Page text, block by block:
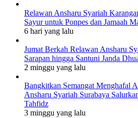
Relawan Ansharu Syariah
Sayur untuk Ponpes dan Jamaah
6 hari yang lalu
Jumat Berkah Relawan Ansharu
Sarapan hingga Santuni Janda
2 minggu yang lalu
Bangkitkan Semangat Menghafal
Ansharu Syariah Surabaya
Tahfidz
3 minggu yang lalu